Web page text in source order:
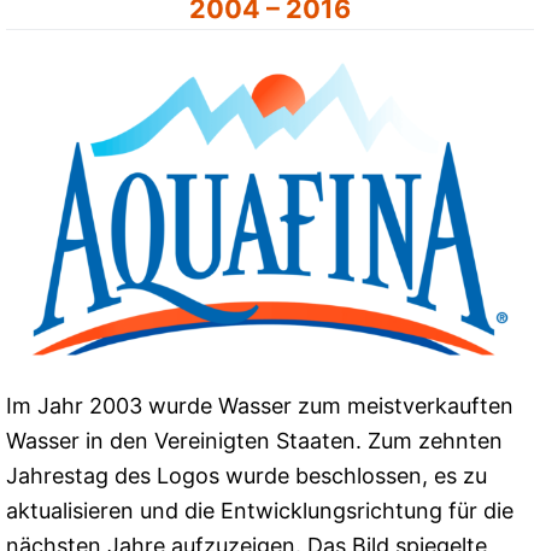
2004 – 2016
Im Jahr 2003 wurde Wasser zum meistverkauften
Wasser in den Vereinigten Staaten. Zum zehnten
Jahrestag des Logos wurde beschlossen, es zu
aktualisieren und die Entwicklungsrichtung für die
nächsten Jahre aufzuzeigen. Das Bild spiegelte